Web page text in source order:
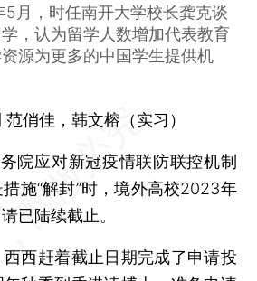
月，时任南开大学校长龚克谈
，认为留学人数增加代表教育
源为更多的中国学生提供机
俏佳，韩文榕（实习）
应对新冠疫情联防联控机制
施“解封”时，境外高校2023年
已陆续截止。
赶着截止日期完成了申请投